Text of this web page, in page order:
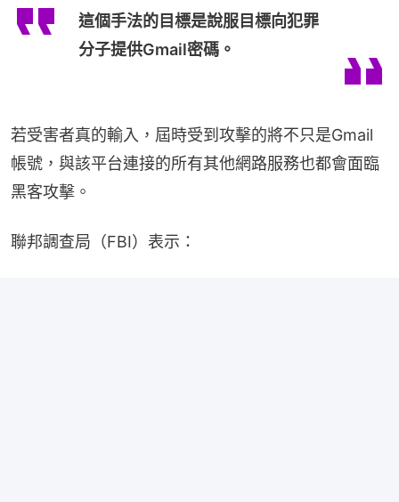
這個手法的目標是說服目標向犯罪
分子提供Gmail密碼。
若受害者真的輸入，屆時受到攻擊的將不只是Gmail
帳號，與該​​平台連接的所有其他網路服務也都會面臨
黑客攻擊。
聯邦調查局（FBI）表示：